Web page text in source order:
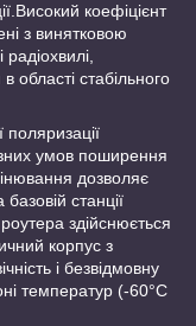
коефіцієнт
з винятковою
області стабільного
поляризації
умов поширення
дозволяє
станції
здійснюється
корпус з
і безвідмовну
температур (-60°C